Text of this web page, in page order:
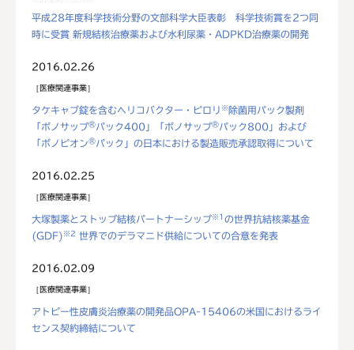
平成28年度科学技術分野の文部科学大臣表彰 科学技術賞を2つ同
時に受賞 新規結核治療薬および水利尿薬・ADPKD治療薬の開発
2016.02.26
医療関連事業
タケキャブ錠を含むヘリコバクター・ピロリ ※ 除菌用パック製剤
「ボノサップ®パック400」「ボノサップ®パック800」および
「ボノピオン®パック」の日本における製造販売承認取得について
2016.02.25
医療関連事業
大塚製薬とストップ結核パートナーシップ※1 の世界抗結核薬基金
(GDF) ※2 世界でのデラマニド供給についての合意を発表
2016.02.09
医療関連事業
アトピー性皮膚炎治療薬の開発品OPA-15406の米国におけるライ
センス契約締結について